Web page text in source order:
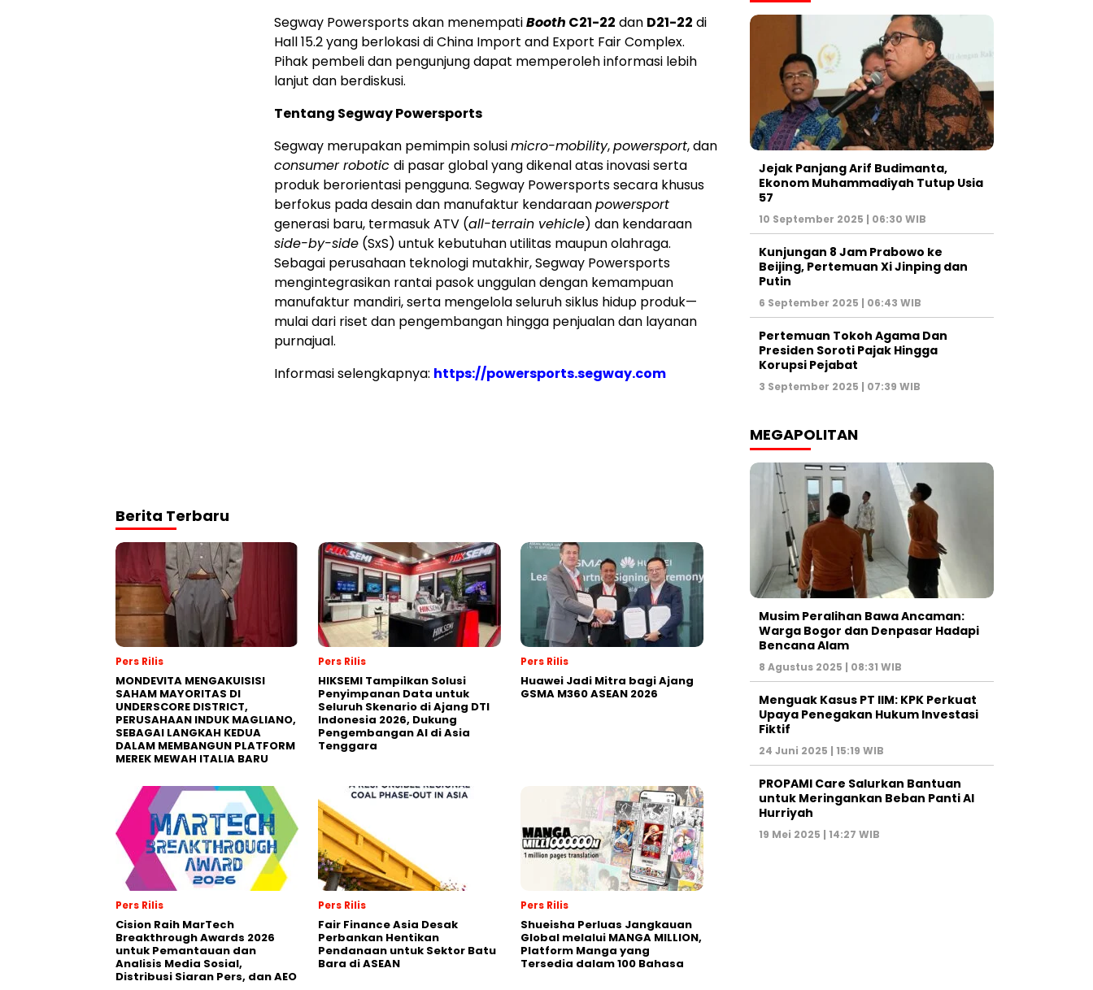
Segway Powersports akan menempatiBooth C21-22 dan D21-22 di
Hall 15.2 yang berlokasi di China Import and Export Fair Complex.
Pihak pembeli dan pengunjung dapat memperoleh informasi lebih
lanjut dan berdiskusi.
Tentang Segway Powersports
Segway merupakan pemimpin solusimicro-mobility,powersport, dan
consumer robotic di pasar global yang dikenal atas inovasi serta
produk berorientasi pengguna. Segway Powersports secara khusus
berfokus pada desain dan manufaktur kendaraanpowersport
generasi baru, termasuk ATV (all-terrain vehicle) dan kendaraan
side-by-side (SxS) untuk kebutuhan utilitas maupun olahraga.
Sebagai perusahaan teknologi mutakhir, Segway Powersports
mengintegrasikan rantai pasok unggulan dengan kemampuan
manufaktur mandiri, serta mengelola seluruh siklus hidup produk—
mulai dari riset dan pengembangan hingga penjualan dan layanan
purnajual.
Informasi selengkapnya: https://powersports.segway.com
Berita Terbaru
Pers Rilis
MONDEVITA MENGAKUISISI
SAHAM MAYORITAS DI
UNDERSCORE DISTRICT,
PERUSAHAAN INDUK MAGLIANO,
SEBAGAI LANGKAH KEDUA
DALAM MEMBANGUN PLATFORM
MEREK MEWAH ITALIA BARU
Pers Rilis
HIKSEMI Tampilkan Solusi
Penyimpanan Data untuk
Seluruh Skenario di Ajang DTI
Indonesia 2026, Dukung
Pengembangan AI di Asia
Tenggara
Pers Rilis
Huawei Jadi Mitra bagi Ajang
GSMA M360 ASEAN 2026
Pers Rilis
Cision Raih MarTech
Breakthrough Awards 2026
untuk Pemantauan dan
Analisis Media Sosial,
Distribusi Siaran Pers, dan AEO
Pers Rilis
Fair Finance Asia Desak
Perbankan Hentikan
Pendanaan untuk Sektor Batu
Bara di ASEAN
Pers Rilis
Shueisha Perluas Jangkauan
Global melalui MANGA MILLION,
Platform Manga yang
Tersedia dalam 100 Bahasa
Jejak Panjang Arif Budimanta,
Ekonom Muhammadiyah Tutup Usia
57
10 September 2025 | 06:30 WIB
Kunjungan 8 Jam Prabowo ke
Beijing, Pertemuan Xi Jinping dan
Putin
6 September 2025 | 06:43 WIB
Pertemuan Tokoh Agama Dan
Presiden Soroti Pajak Hingga
Korupsi Pejabat
3 September 2025 | 07:39 WIB
MEGAPOLITAN
Musim Peralihan Bawa Ancaman:
Warga Bogor dan Denpasar Hadapi
Bencana Alam
8 Agustus 2025 | 08:31 WIB
Menguak Kasus PT IIM: KPK Perkuat
Upaya Penegakan Hukum Investasi
Fiktif
24 Juni 2025 | 15:19 WIB
PROPAMI Care Salurkan Bantuan
untuk Meringankan Beban Panti Al
Hurriyah
19 Mei 2025 | 14:27 WIB